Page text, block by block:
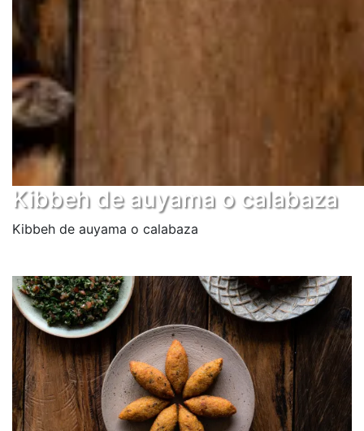
Kibbeh de auyama o calabaza
Kibbeh de auyama o calabaza